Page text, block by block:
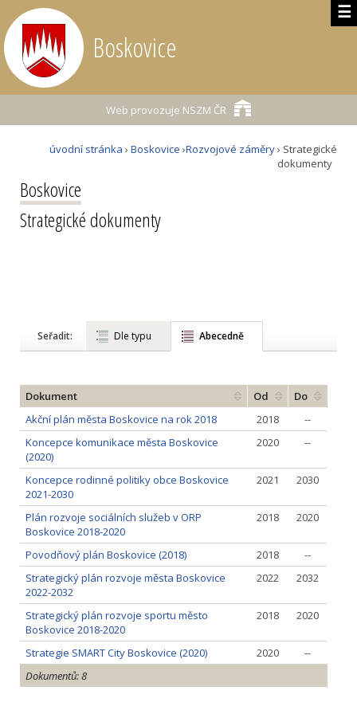
☰
Boskovice
Web provozuje NSZM ČR
úvodní stránka › Boskovice ›Rozvojové záměry› Strategické
dokumenty
Boskovice
Strategické dokumenty
Seřadit: Dle typu Abecedně
Dokument Od
Do
Akční plán města Boskovice na rok 2018
2018
--
Koncepce komunikace města Boskovice
(2020)
2020 --
Koncepce rodinné politiky obce Boskovice
2021-2030
2021 2030
Plán rozvoje sociálních služeb v ORP
Boskovice 2018-2020
2018 2020
Povodňový plán Boskovice (2018) 2018
--
Strategický plán rozvoje města Boskovice
2022-2032
2022 2032
Strategický plán rozvoje sportu město
Boskovice 2018-2020
2018 2020
Strategie SMART City Boskovice (2020) 2020
--
Dokumentů: 8